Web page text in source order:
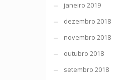
janeiro 2019
dezembro 2018
novembro 2018
outubro 2018
setembro 2018